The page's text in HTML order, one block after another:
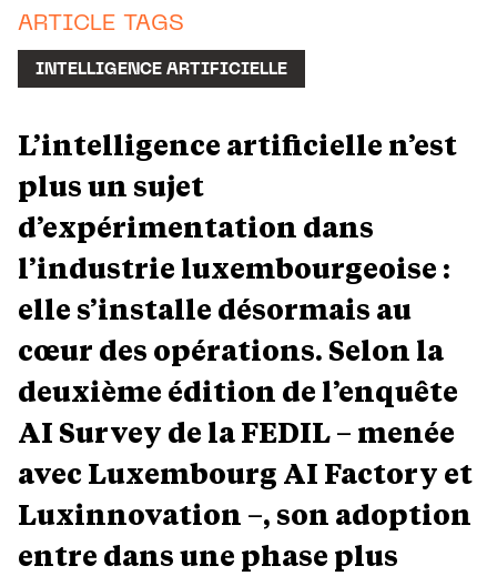
ARTICLE TAGS
INTELLIGENCE ARTIFICIELLE
L’intelligence artificielle n’est
plus un sujet
d’expérimentation dans
l’industrie luxembourgeoise :
elle s’installe désormais au
cœur des opérations. Selon la
deuxième édition de l’enquête
AI Survey de la FEDIL – menée
avec Luxembourg AI Factory et
Luxinnovation –, son adoption
entre dans une phase plus